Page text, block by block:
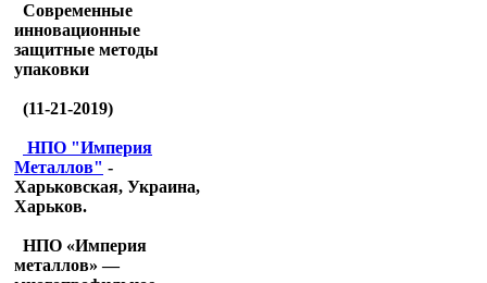
Современные
инновационные
защитные методы
упаковки
(11-21-2019)
НПО "Империя
Металлов" -
Харьковская, Украина,
Харьков.
НПО «Империя
металлов» —